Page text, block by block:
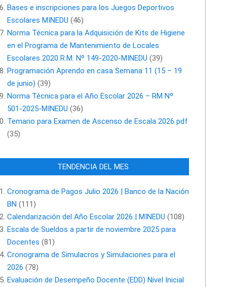
Bases e inscripciones para los Juegos Deportivos
Escolares MINEDU (46)
Norma Técnica para la Adquisición de Kits de Higiene
en el Programa de Mantenimiento de Locales
Escolares 2020 R.M. Nº 149-2020-MINEDU (39)
Programación Aprendo en casa Semana 11 (15 – 19
de junio) (39)
Norma Técnica para el Año Escolar 2026 – RM Nº
501-2025-MINEDU (36)
Temario para Examen de Ascenso de Escala 2026 pdf
(35)
TENDENCIA DEL MES
Cronograma de Pagos Julio 2026 | Banco de la Nación
BN (111)
Calendarización del Año Escolar 2026 | MINEDU (108)
Escala de Sueldos a partir de noviembre 2025 para
Docentes (81)
Cronograma de Simulacros y Simulaciones para el
2026 (78)
Evaluación de Desempeño Docente (EDD) Nivel Inicial